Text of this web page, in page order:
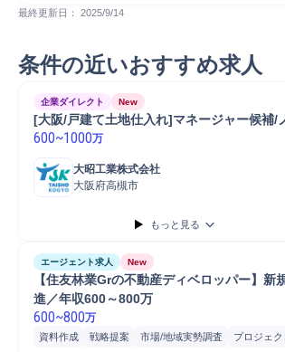
最終更新日： 2025/9/14
条件の近いおすすめ求人
企業ダイレクト New
[大阪/戸建て土地仕入れ]マネージャー候補/
600~1000万
大昭工業株式会社
大阪府高槻市
もっと見る
エージェント求人 New
【住友林業Grの不動産ディベロッパー】
進／年収600～800万
600~800万
資料作成 戦略提案 市場/地域実勢調査 プロジェク